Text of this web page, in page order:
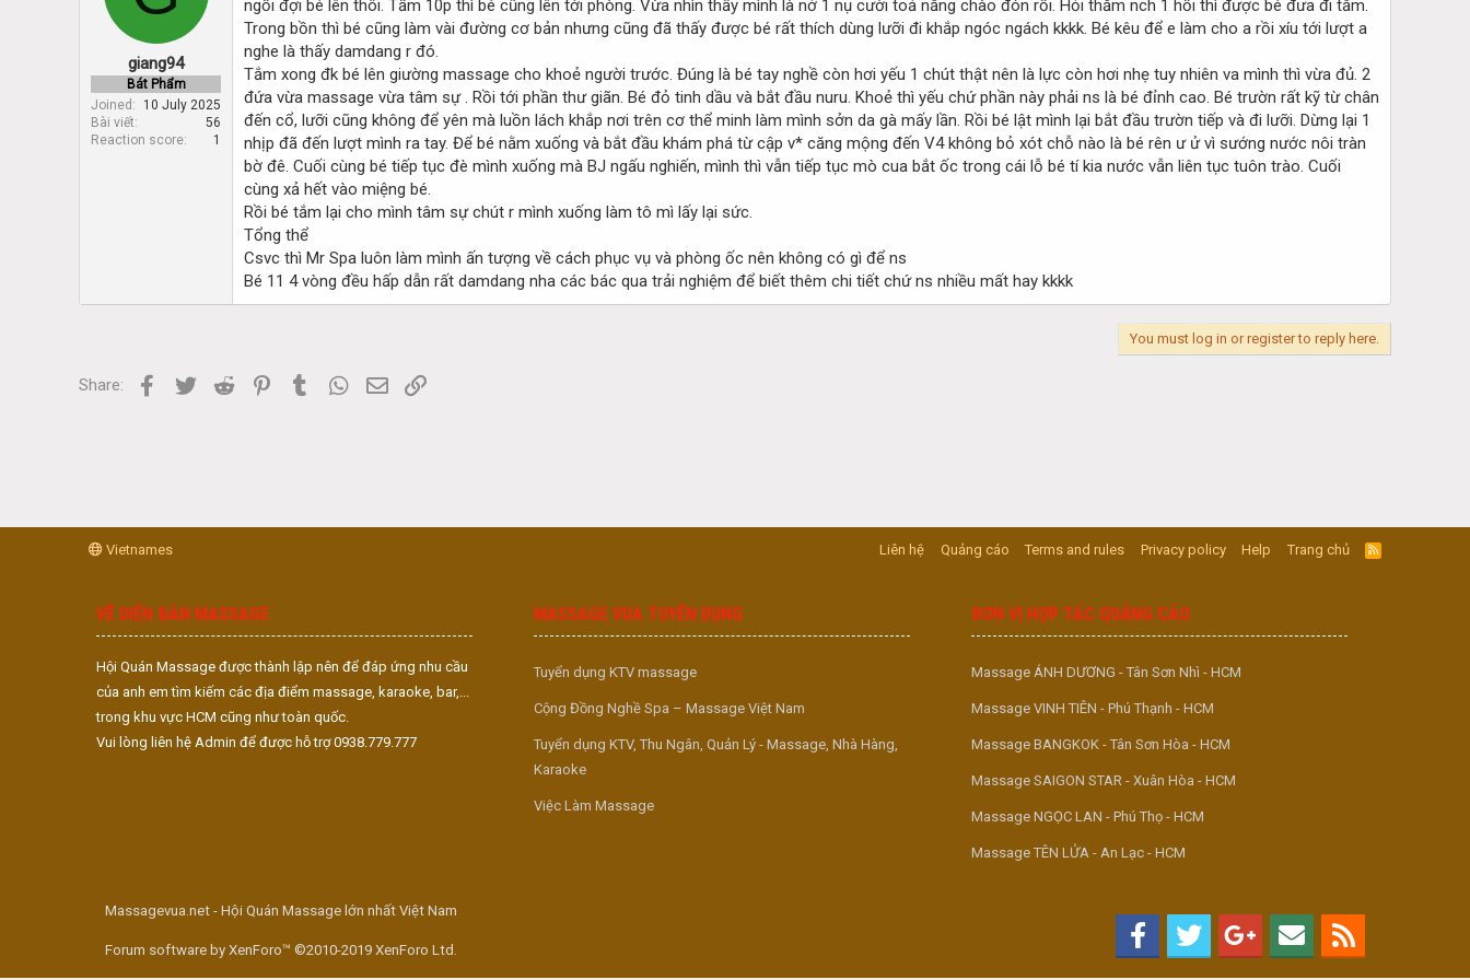
t
e
r
d
t
e
giang94
Bát Phẩm
Joined
10 July 2025
Bài viết
56
Reaction score
1
ngồi đợi bé lên thôi. Tầm 10p thì bé cũng lên tới phòng. Vừa nhìn thấy mình là nở 1 nụ cười toả nắng chào đón rồi. Hỏi thăm nch 1 hồi thì được bé đưa đi tắm.
Trong bồn thì bé cũng làm vài đường cơ bản nhưng cũng đã thấy được bé rất thích dùng lưỡi đi khắp ngóc ngách kkkk. Bé kêu để e làm cho a rồi xíu tới lượt a
nghe là thấy damdang r đó.
Tắm xong đk bé lên giường massage cho khoẻ người trước. Đúng là bé tay nghề còn hơi yếu 1 chút thật nên là lực còn hơi nhẹ tuy nhiên va mình thì vừa đủ. 2
đứa vừa massage vừa tâm sự . Rồi tới phần thư giãn. Bé đỏ tinh dầu và bắt đầu nuru. Khoẻ thì yếu chứ phần này phải ns là bé đỉnh cao. Bé trườn rất kỹ từ chân
đến cổ, lưỡi cũng không để yên mà luồn lách khắp nơi trên cơ thể minh làm mình sởn da gà mấy lần. Rồi bé lật mình lại bắt đầu trườn tiếp và đi lưỡi. Dừng lại 1
nhịp đã đến lượt mình ra tay. Để bé nằm xuống và bắt đầu khám phá từ cập v* căng mộng đến V4 không bỏ xót chỗ nào là bé rên ư ử vì sướng nước nôi tràn
bờ đê. Cuối cùng bé tiếp tục đè mình xuống mà BJ ngấu nghiến, mình thì vẫn tiếp tục mò cua bắt ốc trong cái lỗ bé tí kia nước vẫn liên tục tuôn trào. Cuối
cùng xả hết vào miệng bé.
Rồi bé tắm lại cho mình tâm sự chút r mình xuống làm tô mì lấy lại sức.
Tổng thể
Csvc thì Mr Spa luôn làm mình ấn tượng về cách phục vụ và phòng ốc nên không có gì để ns
Bé 11 4 vòng đều hấp dẫn rất damdang nha các bác qua trải nghiệm để biết thêm chi tiết chứ ns nhiều mất hay kkkk
You must log in or register to reply here.
Share: Facebook
Twitter Reddit PinterestTumblr WhatsApp
Email
Vietnames Liên hệ Quảng cáo Terms and rules Privacy policy Help Trang chủ
R
S
VỀ DIỄN ĐÀN MASSAGE
Hội Quán Massage được thành lập nên để đáp ứng nhu cầu
của anh em tìm kiếm các địa điểm massage, karaoke, bar,...
trong khu vực HCM cũng như toàn quốc.
Vui lòng liên hệ Admin để được hỗ trợ 0938.779.777
MASSAGE VUA TUYỂN DỤNG
Tuyển dụng KTV massage
Cộng Đồng Nghề Spa – Massage Việt Nam
Tuyển dụng KTV, Thu Ngân, Quản Lý - Massage, Nhà Hàng,
Karaoke
Việc Làm Massage
ĐƠN VỊ HỢP TÁC QUẢNG CÁO
Massage ÁNH DƯƠNG - Tân Sơn Nhì - HCM
Massage VINH TIÊN - Phú Thạnh - HCM
Massage BANGKOK - Tân Sơn Hòa - HCM
Massage SAIGON STAR - Xuân Hòa - HCM
Massage NGỌC LAN - Phú Thọ - HCM
Massage TÊN LỬA - An Lạc - HCM
Massagevua.net - Hội Quán Massage lớn nhất Việt Nam
Forum software by XenForo™ ©2010-2019 XenForo Ltd.